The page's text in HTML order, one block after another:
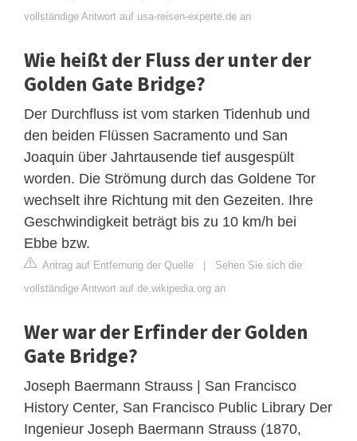
vollständige Antwort auf usa-reisen-experte.de an
Wie heißt der Fluss der unter der
Golden Gate Bridge?
Der Durchfluss ist vom starken Tidenhub und
den beiden Flüssen Sacramento und San
Joaquin über Jahrtausende tief ausgespült
worden. Die Strömung durch das Goldene Tor
wechselt ihre Richtung mit den Gezeiten. Ihre
Geschwindigkeit beträgt bis zu 10 km/h bei
Ebbe bzw.
Antrag auf Entfernung der Quelle | Sehen Sie sich die
vollständige Antwort auf de.wikipedia.org an
Wer war der Erfinder der Golden
Gate Bridge?
Joseph Baermann Strauss | San Francisco
History Center, San Francisco Public Library Der
Ingenieur Joseph Baermann Strauss (1870,